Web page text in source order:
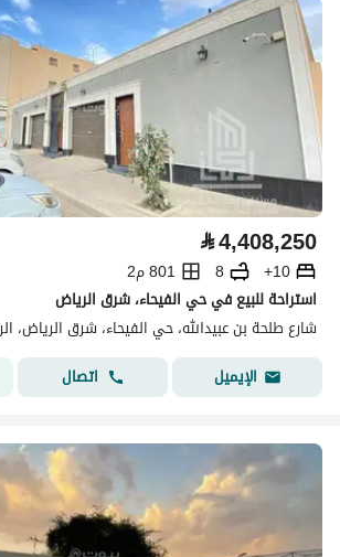
⃁4,408,250
10+
8
801 م2
استراحة للبيع في حي الفيحاء، شرق الرياض
شارع طلحة بن عبيدالله، حي الفيحاء، شرق الرياض،
الإيميل
اتصال